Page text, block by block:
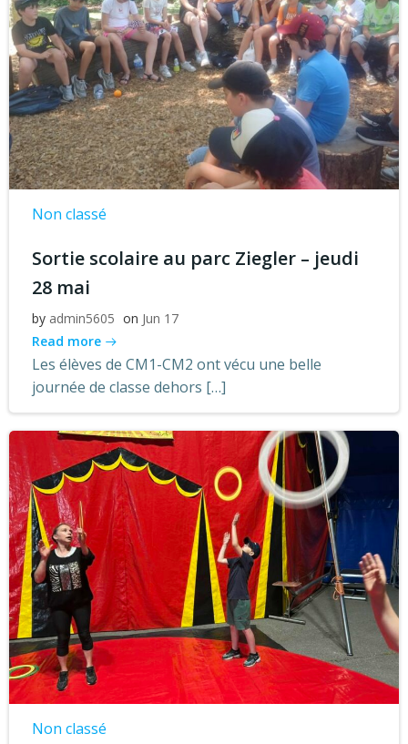
Non classé
Sortie scolaire au parc Ziegler – jeudi
28 mai
by admin5605 on Jun 17
Read more
Les élèves de CM1-CM2 ont vécu une belle
journée de classe dehors […]
Non classé